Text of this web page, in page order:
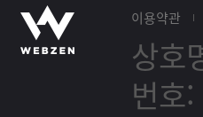
이용약관
상호
번호